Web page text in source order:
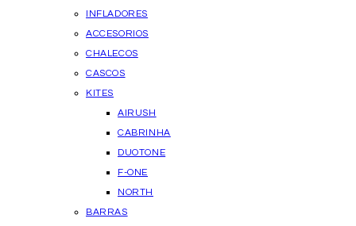
INFLADORES
ACCESORIOS
CHALECOS
CASCOS
KITES
AIRUSH
CABRINHA
DUOTONE
F-ONE
NORTH
BARRAS